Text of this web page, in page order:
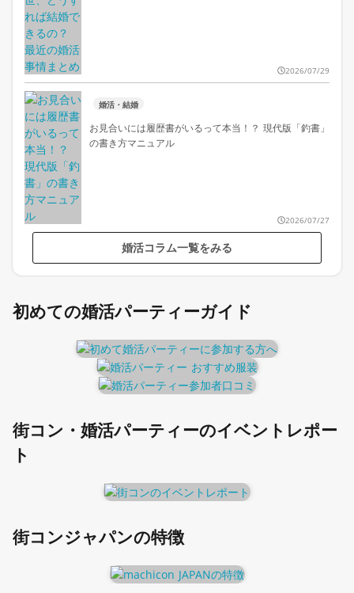
2026/07/29
婚活・結婚
お見合いには履歴書がいるって本当！？ 現代版「釣書」
の書き方マニュアル
2026/07/27
婚活コラム一覧をみる
初めての婚活パーティーガイド
街コン・婚活パーティーのイベントレポー
ト
街コンジャパンの特徴